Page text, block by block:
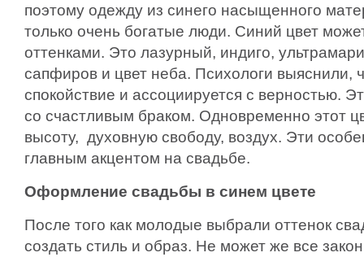
поэтому одежду из синего насыщенного
только очень богатые люди. Синий цвет
оттенками. Это лазурный, индиго,
сапфиров и цвет неба. Психологи выяснили,
спокойствие и ассоциируется с верностью.
со счастливым браком. Одновременно этот
высоту, духовную свободу, воздух. Эти
главным акцентом на свадьбе.
Оформление свадьбы в синем цвете
После того как молодые выбрали оттенок
создать стиль и образ. Не может же все